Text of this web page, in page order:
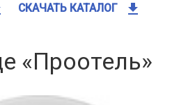
СКАЧАТЬ КАТАЛОГ get_app
«Проотель»